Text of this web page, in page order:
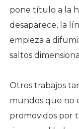
pone título a la
desaparece, la
empieza a
saltos
Otros trabajos
mundos que no
promovidos por